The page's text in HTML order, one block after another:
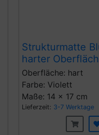
Strukturmatte
harter
Oberfläche: hart
Farbe: Violett
Maße: 14 x 17 cm
Lieferzeit: 3-7 Werktage